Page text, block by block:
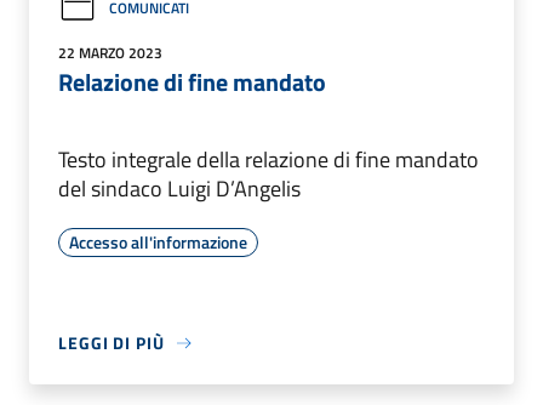
COMUNICATI
22 MARZO 2023
Relazione di fine mandato
Testo integrale della relazione di fine mandato
del sindaco Luigi D’Angelis
Accesso all'informazione
LEGGI DI PIÙ